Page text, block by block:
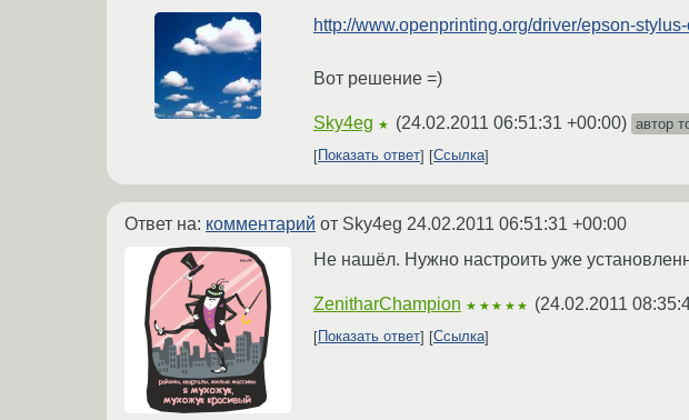
http://www.openprinting.org/driver/epson-
Вот решение =)
Sky4eg ★ (24.02.2011 06:51:31 +00:00) автор
Показать ответ
Ссылка
Ответ на: комментарий от Sky4eg 24.02.2011 06:51:31 +00:00
Не нашёл. Нужно настроить уже
ZenitharChampion ★★★★★ (24.02.2011
Показать ответ Ссылка